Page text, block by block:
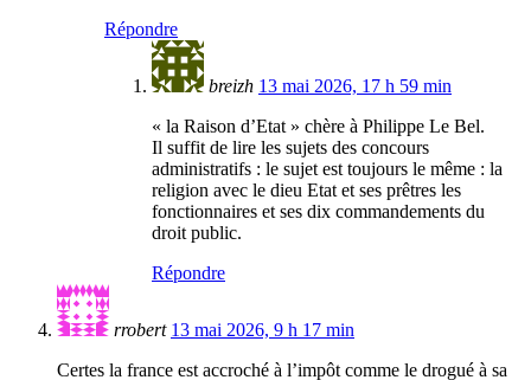
Répondre
breizh 13 mai 2026, 17 h 59 min
« la Raison d’Etat » chère à Philippe Le Bel.
Il suffit de lire les sujets des concours
administratifs : le sujet est toujours le même : la
religion avec le dieu Etat et ses prêtres les
fonctionnaires et ses dix commandements du
droit public.
Répondre
rrobert 13 mai 2026, 9 h 17 min
Certes la france est accroché à l’impôt comme le drogué à sa